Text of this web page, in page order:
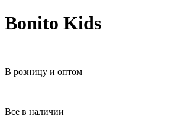
Bonito Kids
В розницу и оптом
Все в наличии